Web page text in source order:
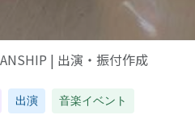
| 出演・振付作成
出演 音楽イベント